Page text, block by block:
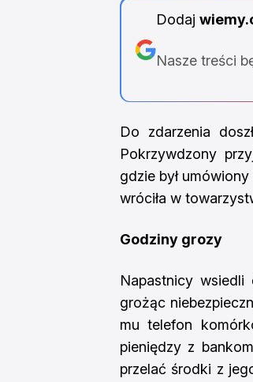
Dodaj
Nasze treści
Do zdarzenia
Pokrzywdzony
gdzie był
wróciła w
Godziny grozy
Napastnicy
grożąc
mu telefon
pieniędzy z
przelać środki z